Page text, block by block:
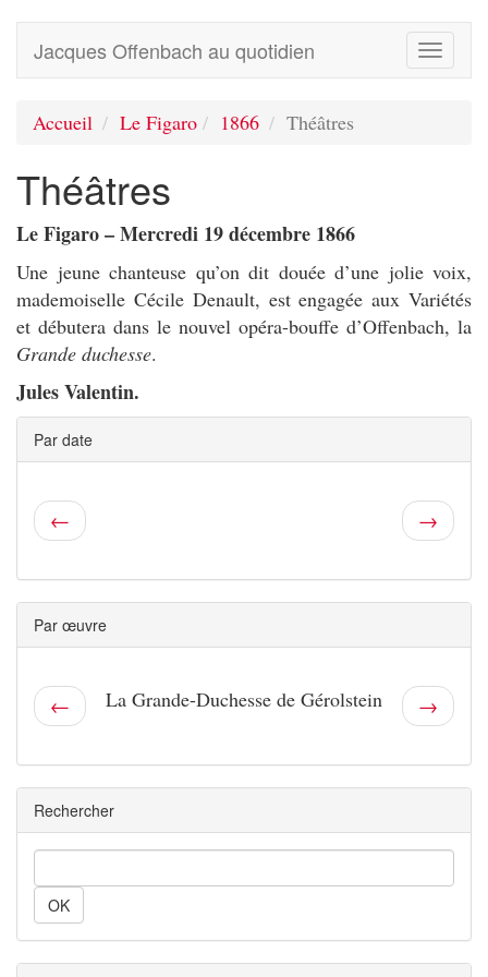
Toggle
Jacques Offenbach au quotidien
Accueil Le Figaro 1866 Théâtres
Théâtres
Le Figaro – Mercredi 19 décembre 1866
Une jeune chanteuse qu’on dit douée d’une jolie voix,
mademoiselle Cécile Denault, est engagée aux Variétés
et débutera dans le nouvel opéra-bouffe d’Offenbach, la
Grande duchesse.
Jules Valentin.
Par date
← →
Par œuvre
← La Grande-Duchesse de Gérolstein →
Rechercher